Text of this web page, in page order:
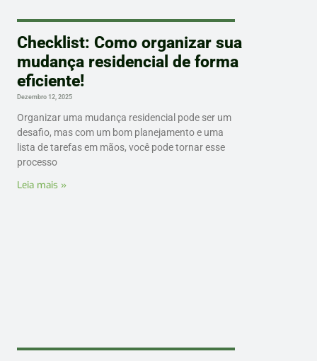
Checklist: Como organizar sua
mudança residencial de forma
eficiente!
Dezembro 12, 2025
Organizar uma mudança residencial pode ser um
desafio, mas com um bom planejamento e uma
lista de tarefas em mãos, você pode tornar esse
processo
Leia mais »